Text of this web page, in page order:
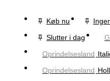
Køb nu
Slutter i dag
Oprindelsesland
Oprindelsesland